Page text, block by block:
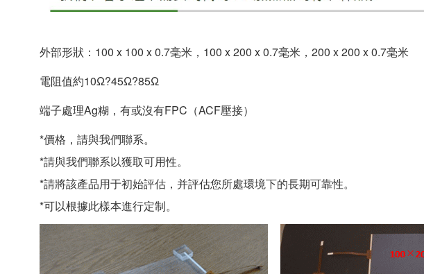
外部形狀：100 x 100 x 0.7毫米，100 x 200 x 0.7毫米，200 x 200 x 0.7毫米
電阻值約10Ω?45Ω?85Ω
端子處理Ag糊，有或沒有FPC（ACF壓接）
*價格，請與我們聯系。
*請與我們聯系以獲取可用性。
*請將該產品用于初始評估，并評估您所處環境下的長期可靠性。
*可以根據此樣本進行定制。